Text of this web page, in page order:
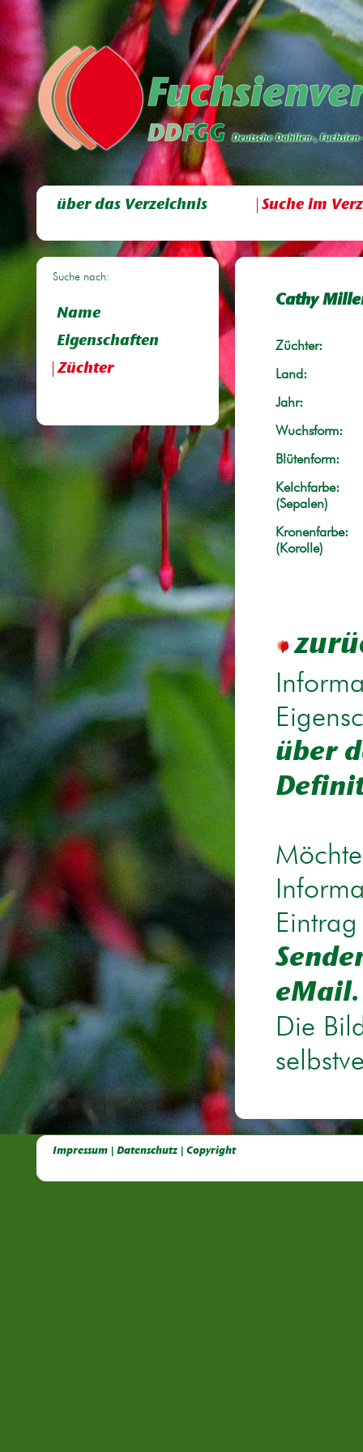
über das Verzeichnis Suche im
Suche nach:
Name
Eigenschaften
Züchter
Cathy
Züchter:
Land:
Jahr:
Wuchsform:
Blütenform:
Kelchfarbe:
(Sepalen)
Kronenfarbe:
(Korolle)
über
eMail.
Die
Impressum | Datenschutz | Copyright